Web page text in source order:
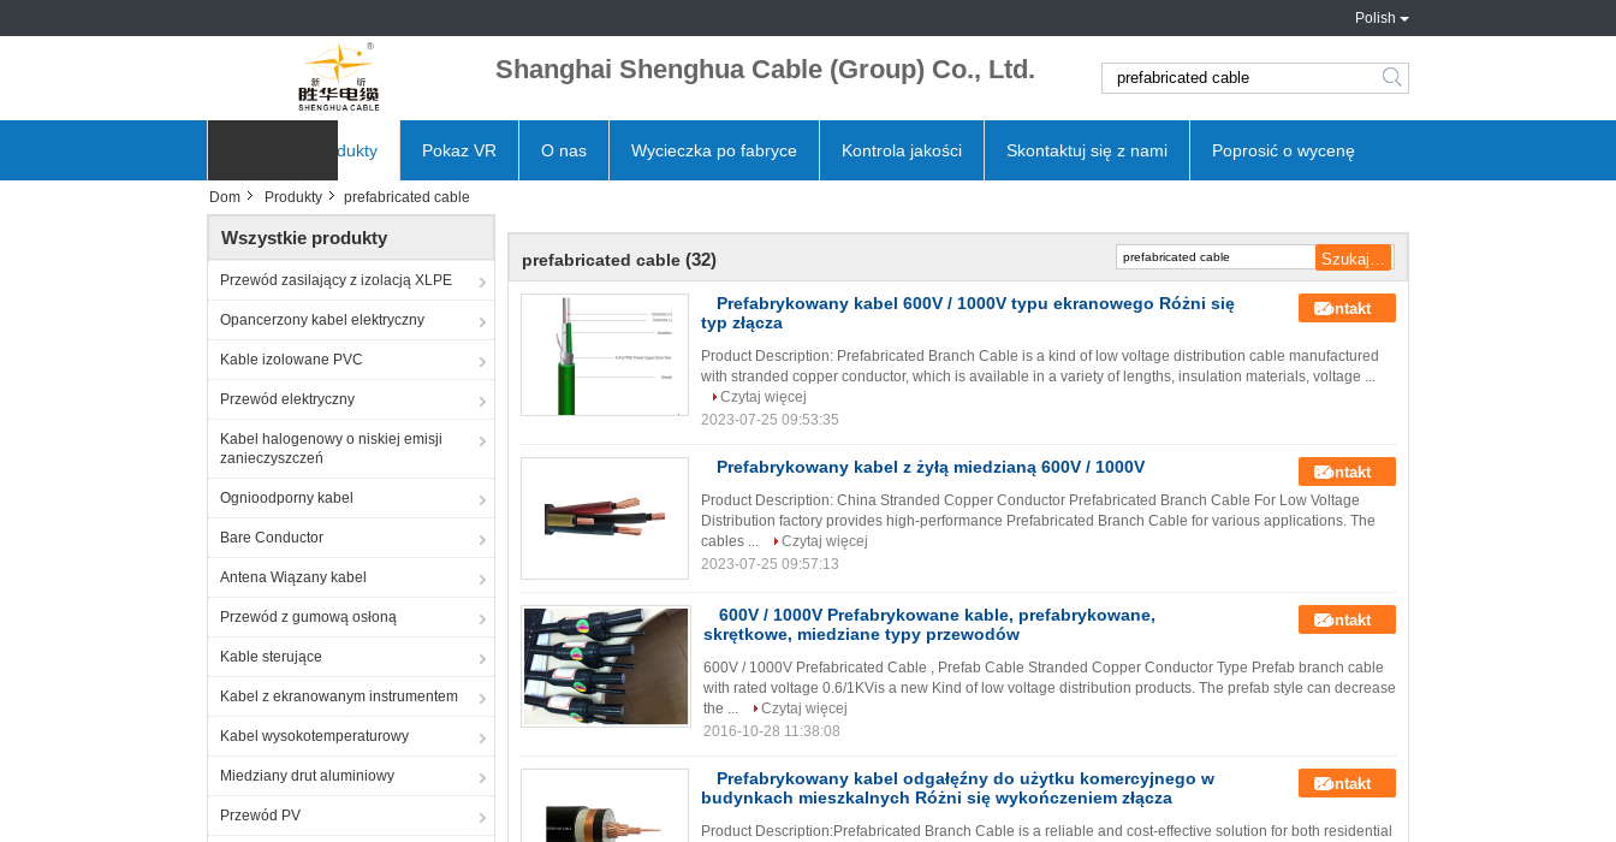
Polish
Shanghai Shenghua Cable (Group) Co., Ltd.
search
Produkty Pokaz VR O nas Wycieczka po fabryce Kontrola jakości Skontaktuj się z nami Poprosić o wycenę
Aktualności
Dom Produkty prefabricated cable
Wszystkie produkty
Przewód zasilający z izolacją XLPE
Opancerzony kabel elektryczny
Kable izolowane PVC
Przewód elektryczny
Kabel halogenowy o niskiej emisji
zanieczyszczeń
Ognioodporny kabel
Bare Conductor
Antena Wiązany kabel
Przewód z gumową osłoną
Kable sterujące
Kabel z ekranowanym instrumentem
Kabel wysokotemperaturowy
Miedziany drut aluminiowy
Przewód PV
prefabricated cable (32)
Prefabrykowany kabel 600V / 1000V typu ekranowego Różni się
typ złącza
Kontakt
Product Description: Prefabricated Branch Cable is a kind of low voltage distribution cable manufactured
with stranded copper conductor, which is available in a variety of lengths, insulation materials, voltage ...
Czytaj więcej
2023-07-25 09:53:35
Prefabrykowany kabel z żyłą miedzianą 600V / 1000V Kontakt
Product Description: China Stranded Copper Conductor Prefabricated Branch Cable For Low Voltage
Distribution factory provides high-performance Prefabricated Branch Cable for various applications. The
cables ...
Czytaj więcej
2023-07-25 09:57:13
600V / 1000V Prefabrykowane kable, prefabrykowane,
skrętkowe, miedziane typy przewodów
Kontakt
600V / 1000V Prefabricated Cable , Prefab Cable Stranded Copper Conductor Type Prefab branch cable
with rated voltage 0.6/1KVis a new Kind of low voltage distribution products. The prefab style can decrease
the ...
Czytaj więcej
2016-10-28 11:38:08
Prefabrykowany kabel odgałęźny do użytku komercyjnego w
budynkach mieszkalnych Różni się wykończeniem złącza
Kontakt
Product Description:Prefabricated Branch Cable is a reliable and cost-effective solution for both residential